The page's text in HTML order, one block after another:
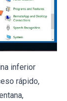
inferior
rápido,